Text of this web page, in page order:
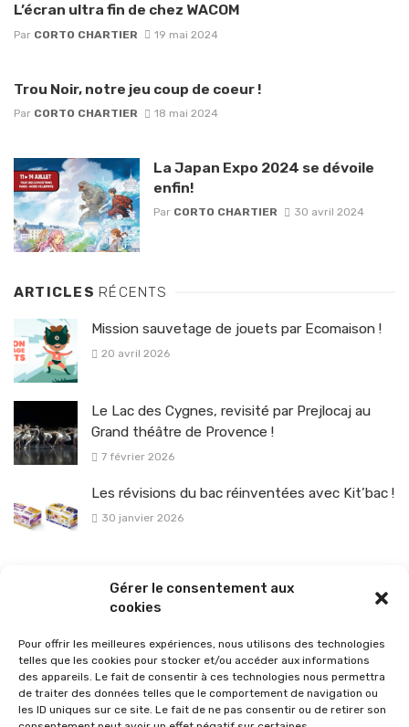
Gérer le consentement aux
cookies
Pour offrir les meilleures expériences, nous utilisons des technologies
telles que les cookies pour stocker et/ou accéder aux informations
des appareils. Le fait de consentir à ces technologies nous permettra
de traiter des données telles que le comportement de navigation ou
les ID uniques sur ce site. Le fait de ne pas consentir ou de retirer son
L’écran ultra fin de chez WACOM
Par CORTO CHARTIER 19 mai 2024
Trou Noir, notre jeu coup de coeur !
Par CORTO CHARTIER 18 mai 2024
La Japan Expo 2024 se dévoile
enfin!
Par CORTO CHARTIER 30 avril 2024
ARTICLES RÉCENTS
Mission sauvetage de jouets par Ecomaison !
20 avril 2026
Le Lac des Cygnes, revisité par Prejlocaj au
Grand théâtre de Provence !
7 février 2026
Les révisions du bac réinventées avec Kit’bac !
30 janvier 2026